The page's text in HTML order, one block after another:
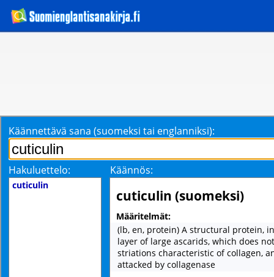
Käännettävä sana (suomeksi tai englanniksi):
Hakuluettelo: Käännös:
cuticulin
cuticulin (suomeksi)
Määritelmät:
(lb, en, protein) A structural protein,
layer of large ascarids, which does
striations characteristic of collagen,
attacked by collagenase